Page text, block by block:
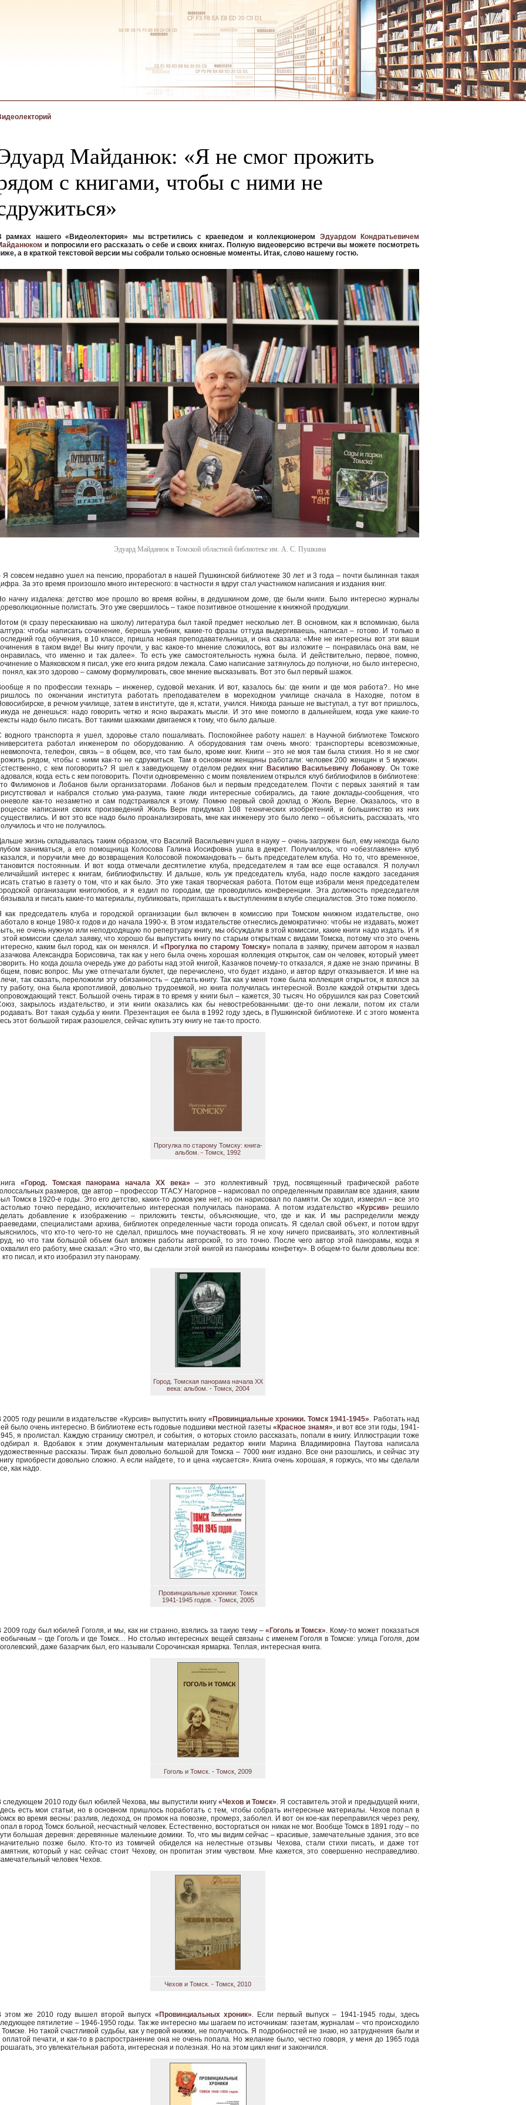
Майданюк: «Я не смог прожить
с книгами, чтобы с ними не
рамках нашего «Видеолектория» мы встретились с краеведом и коллекционером Эдуардом Кондратьевичем
и попросили его рассказать о себе и своих книгах. Полную видеоверсию встречи вы можете посмотреть
а в краткой текстовой версии мы собрали только основные моменты. Итак, слово нашему гостю.
Эдуард Майданюк в Томской областной библиотеке им. А. С. Пушкина
Я совсем недавно ушел на пенсию, проработал в нашей Пушкинской библиотеке 30 лет и 3 года – почти былинная такая
За это время произошло много интересного: в частности я вдруг стал участником написания и издания книг.
начну издалека: детство мое прошло во время войны, в дедушкином доме, где были книги. Было интересно журналы
полистать. Это уже свершилось – такое позитивное отношение к книжной продукции.
(я сразу перескакиваю на школу) литература был такой предмет несколько лет. В основном, как я вспоминаю, была
чтобы написать сочинение, берешь учебник, какие-то фразы оттуда выдергиваешь, написал – готово. И только в
год обучения, в 10 классе, пришла новая преподавательница, и она сказала: «Мне не интересны вот эти ваши
в таком виде! Вы книгу прочли, у вас какое-то мнение сложилось, вот вы изложите – понравилась она вам, не
что именно и так далее». То есть уже самостоятельность нужна была. И действительно, первое, помню,
о Маяковском я писал, уже его книга рядом лежала. Само написание затянулось до полуночи, но было интересно,
понял, как это здорово – самому формулировать, свое мнение высказывать. Вот это был первый шажок.
я по профессии технарь – инженер, судовой механик. И вот, казалось бы: где книги и где моя работа?.. Но мне
по окончании института работать преподавателем в мореходном училище сначала в Находке, потом в
в речном училище, затем в институте, где я, кстати, учился. Никогда раньше не выступал, а тут вот пришлось,
не денешься: надо говорить четко и ясно выражать мысли. И это мне помогло в дальнейшем, когда уже какие-то
надо было писать. Вот такими шажками двигаемся к тому, что было дальше.
водного транспорта я ушел, здоровье стало пошаливать. Поспокойнее работу нашел: в Научной библиотеке Томского
работал инженером по оборудованию. А оборудования там очень много: транспортеры всевозможные,
телефон, связь – в общем, все, что там было, кроме книг. Книги – это не моя там была стихия. Но я не смог
рядом, чтобы с ними как-то не сдружиться. Там в основном женщины работали: человек 200 женщин и 5 мужчин.
с кем поговорить? Я шел к заведующему отделом редких книг Василию Васильевичу Лобанову. Он тоже
когда есть с кем поговорить. Почти одновременно с моим появлением открылся клуб библиофилов в библиотеке:
Филимонов и Лобанов были организаторами. Лобанов был и первым председателем. Почти с первых занятий я там
и набрался столько ума-разума, такие люди интересные собирались, да такие доклады-сообщения, что
как-то незаметно и сам подстраивался к этому. Помню первый свой доклад о Жюль Верне. Оказалось, что в
написания своих произведений Жюль Верн придумал 108 технических изобретений, и большинство из них
И вот это все надо было проанализировать, мне как инженеру это было легко – объяснить, рассказать, что
и что не получилось.
жизнь складывалась таким образом, что Василий Васильевич ушел в науку – очень загружен был, ему некогда было
заниматься, а его помощница Колосова Галина Иосифовна ушла в декрет. Получилось, что «обезглавлен» клуб
и поручили мне до возвращения Колосовой покомандовать – быть председателем клуба. Но то, что временное,
постоянным. И вот когда отмечали десятилетие клуба, председателем я там все еще оставался. Я получил
интерес к книгам, библиофильству. И дальше, коль уж председатель клуба, надо после каждого заседания
статью в газету о том, что и как было. Это уже такая творческая работа. Потом еще избрали меня председателем
организации книголюбов, и я ездил по городам, где проводились конференции. Эта должность председателя
и писать какие-то материалы, публиковать, приглашать к выступлениям в клубе специалистов. Это тоже помогло.
как председатель клуба и городской организации был включен в комиссию при Томском книжном издательстве, оно
в конце 1980-х годов и до начала 1990-х. В этом издательстве отнеслись демократично: чтобы не издавать, может
не очень нужную или неподходящую по репертуару книгу, мы обсуждали в этой комиссии, какие книги надо издать. И я
этой комиссии сделал заявку, что хорошо бы выпустить книгу по старым открыткам с видами Томска, потому что это очень
каким был город, как он менялся. И «Прогулка по старому Томску» попала в заявку, причем автором я назвал
Александра Борисовича, так как у него была очень хорошая коллекция открыток, сам он человек, который умеет
Но когда дошла очередь уже до работы над этой книгой, Казачков почему-то отказался, я даже не знаю причины. В
повис вопрос. Мы уже отпечатали буклет, где перечислено, что будет издано, и автор вдруг отказывается. И мне на
так сказать, переложили эту обязанность – сделать книгу. Так как у меня тоже была коллекция открыток, я взялся за
работу, она была кропотливой, довольно трудоемкой, но книга получилась интересной. Возле каждой открытки здесь
текст. Большой очень тираж в то время у книги был – кажется, 30 тысяч. Но обрушился как раз Советский
закрылось издательство, и эти книги оказались как бы невостребованными: где-то они лежали, потом их стали
Вот такая судьба у книги. Презентация ее была в 1992 году здесь, в Пушкинской библиотеке. И с этого момента
этот большой тираж разошелся, сейчас купить эту книгу не так-то просто.
Прогулка по старому Томску: книга-
альбом. - Томск, 1992
«Город. Томская панорама начала XX века» – это коллективный труд, посвященный графической работе
размеров, где автор – профессор ТГАСУ Нагорнов – нарисовал по определенным правилам все здания, каким
Томск в 1920-е годы. Это его детство, каких-то домов уже нет, но он нарисовал по памяти. Он ходил, измерял – все это
точно передано, исключительно интересная получилась панорама. А потом издательство «Курсив» решило
добавление к изображению – приложить тексты, объясняющие, что, где и как. И мы распределили между
специалистами архива, библиотек определенные части города описать. Я сделал свой объект, и потом вдруг
что кто-то чего-то не сделал, пришлось мне поучаствовать. Я не хочу ничего присваивать, это коллективный
но что там большой объем был вложен работы авторской, то это точно. После чего автор этой панорамы, когда я
его работу, мне сказал: «Это что, вы сделали этой книгой из панорамы конфетку». В общем-то были довольны все:
кто писал, и кто изобразил эту панораму.
Город. Томская панорама начала XX
века: альбом. - Томск, 2004
2005 году решили в издательстве «Курсив» выпустить книгу «Провинциальные хроники. Томск 1941-1945». Работать над
было очень интересно. В библиотеке есть годовые подшивки местной газеты «Красное знамя», и вот все эти годы, 1941-
я пролистал. Каждую страницу смотрел, и события, о которых стоило рассказать, попали в книгу. Иллюстрации тоже
я. Вдобавок к этим документальным материалам редактор книги Марина Владимировна Паутова написала
рассказы. Тираж был довольно большой для Томска – 7000 книг издано. Все они разошлись, и сейчас эту
приобрести довольно сложно. А если найдете, то и цена «кусается». Книга очень хорошая, я горжусь, что мы сделали
как надо.
Провинциальные хроники: Томск
1941-1945 годов. - Томск, 2005
2009 году был юбилей Гоголя, и мы, как ни странно, взялись за такую тему –«Гоголь и Томск». Кому-то может показаться
– где Гоголь и где Томск… Но столько интересных вещей связаны с именем Гоголя в Томске: улица Гоголя, дом
даже базарчик был, его называли Сорочинская ярмарка. Теплая, интересная книга.
Гоголь и Томск. - Томск, 2009
следующем 2010 году был юбилей Чехова, мы выпустили книгу«Чехов и Томск». Я составитель этой и предыдущей книги,
есть мои статьи, но в основном пришлось поработать с тем, чтобы собрать интересные материалы. Чехов попал в
во время весны: разлив, ледоход, он промок на повозке, промерз, заболел. И вот он кое-как переправился через реку,
в город Томск больной, несчастный человек. Естественно, восторгаться он никак не мог. Вообще Томск в 1891 году – по
большая деревня: деревянные маленькие домики. То, что мы видим сейчас – красивые, замечательные здания, это все
позже было. Кто-то из томичей обиделся на нелестные отзывы Чехова, стали стихи писать, и даже тот
который у нас сейчас стоит Чехову, он пропитан этим чувством. Мне кажется, это совершенно несправедливо.
человек Чехов.
Чехов и Томск. - Томск, 2010
этом же 2010 году вышел второй выпуск «Провинциальных хроник». Если первый выпуск – 1941-1945 годы, здесь
пятилетие – 1946-1950 годы. Так же интересно мы шагаем по источникам: газетам, журналам – что происходило
Томске. Но такой счастливой судьбы, как у первой книжки, не получилось. Я подробностей не знаю, но затруднения были и
оплатой печати, и как-то в распространение она не очень попала. Но желание было, честно говоря, у меня до 1965 года
это увлекательная работа, интересная и полезная. Но на этом цикл книг и закончился.